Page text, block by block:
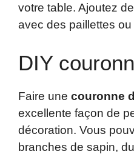
votre table. Ajoutez
avec des paillettes
DIY
Faire une couronne
excellente façon de
décoration. Vous
branches de sapin,